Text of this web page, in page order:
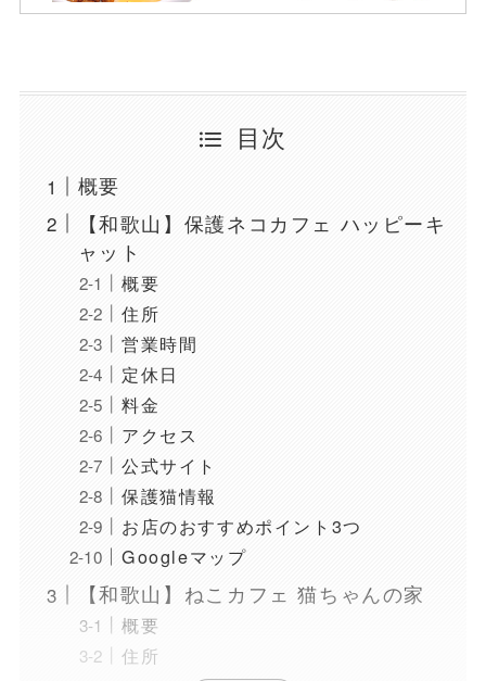
目次
概要
【和歌山】保護ネコカフェ ハッピーキ
ャット
概要
住所
営業時間
定休日
料金
アクセス
公式サイト
保護猫情報
お店のおすすめポイント3つ
Googleマップ
【和歌山】ねこカフェ 猫ちゃんの家
概要
住所